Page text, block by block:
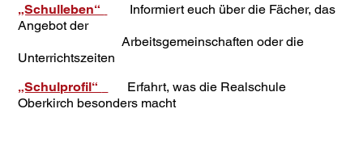
„Schulleben“
Informiert euch über die Fächer, das
Angebot der
Arbeitsgemeinschaften oder die
Unterrichtszeiten
„Schulprofil“
Erfahrt, was die Realschule
Oberkirch besonders macht